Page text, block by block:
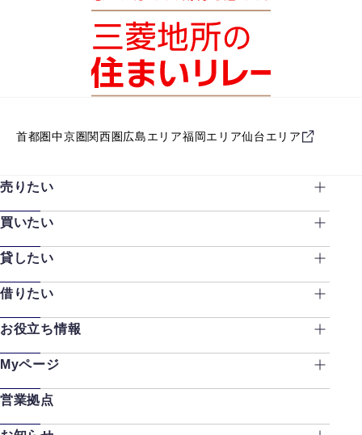
首都圏中京圏関西圏広島エリア福岡エリア仙台エリア
売りたい
買いたい
貸したい
借りたい
お役立ち情報
Myページ
営業拠点